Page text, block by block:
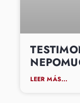
LEER MÁS...